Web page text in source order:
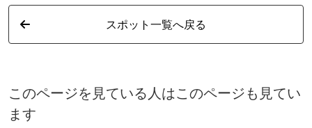
スポット一覧へ戻る
このページを見ている人はこのページも見てい
ます